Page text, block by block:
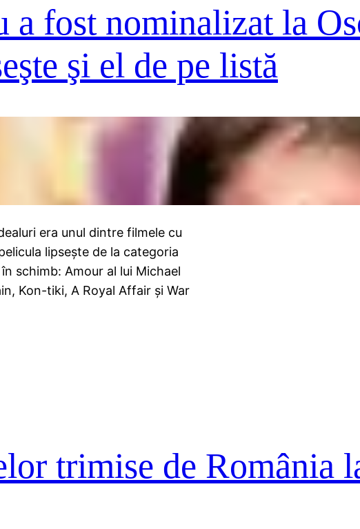
a fost nominalizat la
şi el de pe listă
era unul dintre filmele cu
lipseşte de la categoria
schimb: Amour al lui Michael
Kon-tiki, A Royal Affair şi War
trimise de România